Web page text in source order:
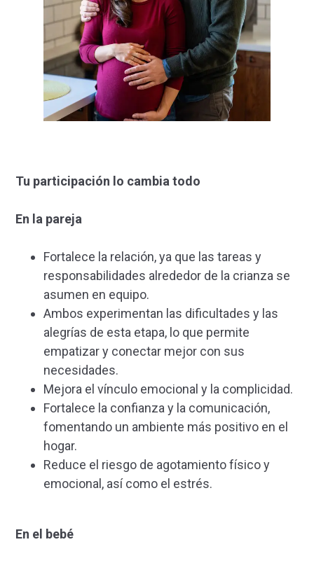
Tu participación lo cambia todo
En la pareja
Fortalece la relación, ya que las tareas y
responsabilidades alrededor de la crianza se
asumen en equipo.
Ambos experimentan las dificultades y las
alegrías de esta etapa, lo que permite
empatizar y conectar mejor con sus
necesidades.
Mejora el vínculo emocional y la complicidad.
Fortalece la confianza y la comunicación,
fomentando un ambiente más positivo en el
hogar.
Reduce el riesgo de agotamiento físico y
emocional, así como el estrés.
En el bebé